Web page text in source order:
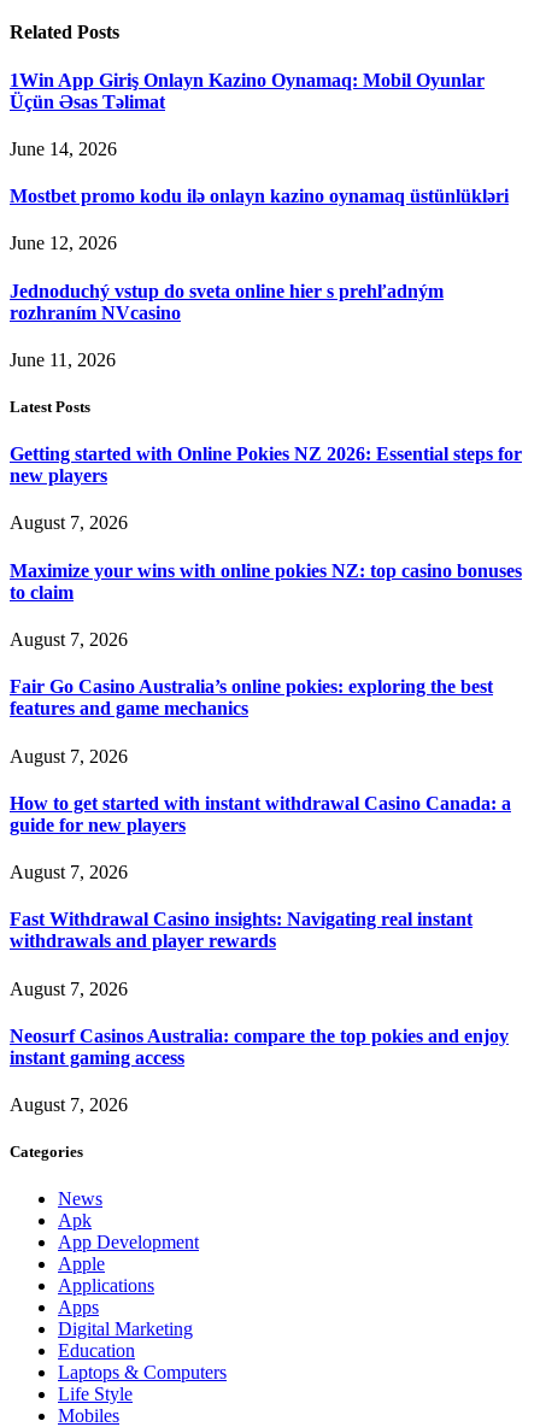
Related Posts
1Win App Giriş Onlayn Kazino Oynamaq: Mobil Oyunlar
Üçün Əsas Təlimat
June 14, 2026
Mostbet promo kodu ilə onlayn kazino oynamaq üstünlükləri
June 12, 2026
Jednoduchý vstup do sveta online hier s prehľadným
rozhraním NVcasino
June 11, 2026
Latest Posts
Getting started with Online Pokies NZ 2026: Essential steps for
new players
August 7, 2026
Maximize your wins with online pokies NZ: top casino bonuses
to claim
August 7, 2026
Fair Go Casino Australia’s online pokies: exploring the best
features and game mechanics
August 7, 2026
How to get started with instant withdrawal Casino Canada: a
guide for new players
August 7, 2026
Fast Withdrawal Casino insights: Navigating real instant
withdrawals and player rewards
August 7, 2026
Neosurf Casinos Australia: compare the top pokies and enjoy
instant gaming access
August 7, 2026
Categories
News
Apk
App Development
Apple
Applications
Apps
Digital Marketing
Education
Laptops & Computers
Life Style
Mobiles